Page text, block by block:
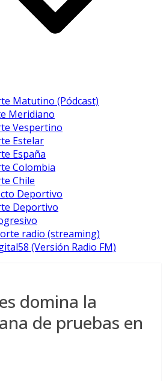
Matutino (Pódcast)
Meridiano
Vespertino
Estelar
España
Colombia
Chile
Deportivo
Deportivo
radio (streaming)
(Versión Radio FM)
domina la
de pruebas en